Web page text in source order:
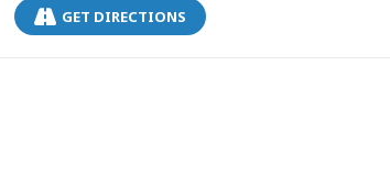
GET DIRECTIONS